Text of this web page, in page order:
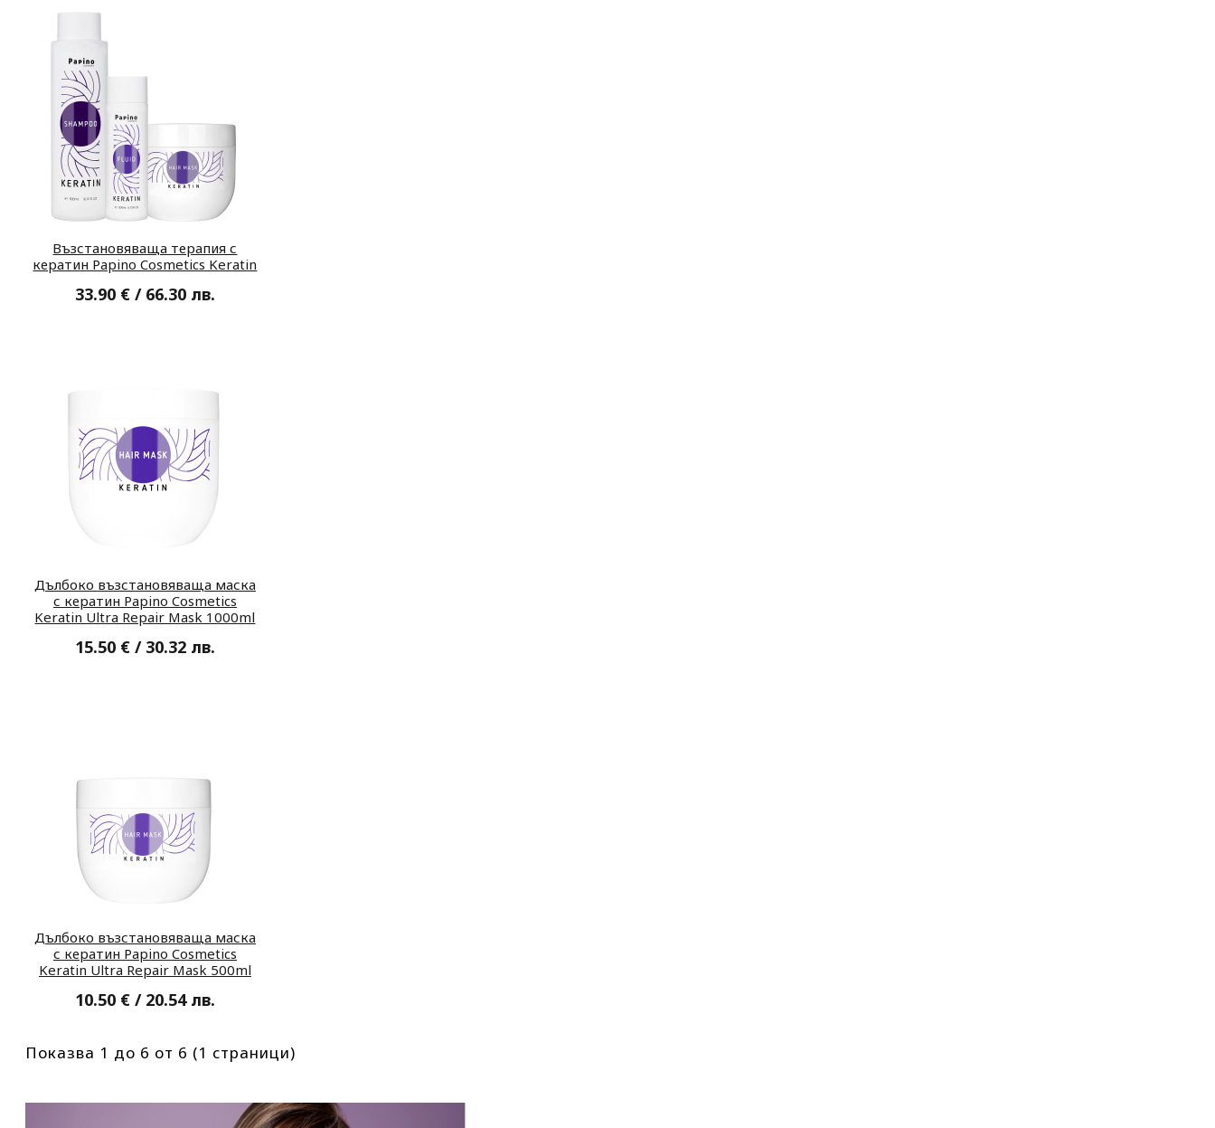
Възстановяваща терапия с
кератин Papino Cosmetics Keratin
33.90 € / 66.30 лв.
Дълбоко възстановяваща маска
с кератин Papino Cosmetics
Keratin Ultra Repair Mask 1000ml
15.50 € / 30.32 лв.
Дълбоко възстановяваща маска
с кератин Papino Cosmetics
Keratin Ultra Repair Mask 500ml
10.50 € / 20.54 лв.
Показва 1 до 6 от 6 (1 страници)